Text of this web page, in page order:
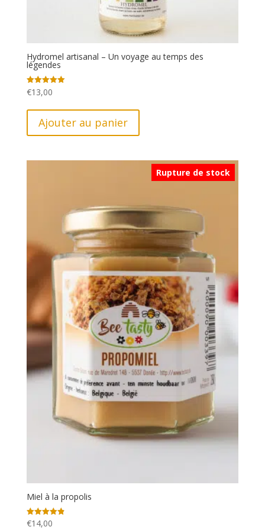
Hydromel artisanal – Un voyage au temps des
légendes
Note
5.00
€13,00
Ajouter au panier
Rupture de stock
Miel à la propolis
Note
€14,00